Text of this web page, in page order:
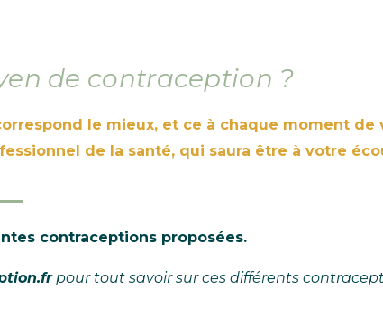
de contraception ?
le mieux, et ce à chaque moment de
de la santé, qui saura être à votre
contraceptions proposées.
pour tout savoir sur ces différents